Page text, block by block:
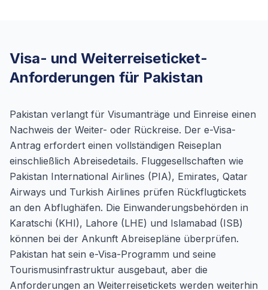
Visa- und Weiterreiseticket-
Anforderungen für Pakistan
Pakistan verlangt für Visumanträge und Einreise einen
Nachweis der Weiter- oder Rückreise. Der e-Visa-
Antrag erfordert einen vollständigen Reiseplan
einschließlich Abreisedetails. Fluggesellschaften wie
Pakistan International Airlines (PIA), Emirates, Qatar
Airways und Turkish Airlines prüfen Rückflugtickets
an den Abflughäfen. Die Einwanderungsbehörden in
Karatschi (KHI), Lahore (LHE) und Islamabad (ISB)
können bei der Ankunft Abreisepläne überprüfen.
Pakistan hat sein e-Visa-Programm und seine
Tourismusinfrastruktur ausgebaut, aber die
Anforderungen an Weiterreisetickets werden weiterhin